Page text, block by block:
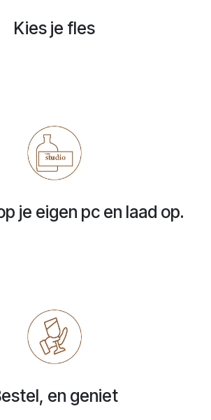
Kies je fles
je eigen pc en laad op.
en geniet